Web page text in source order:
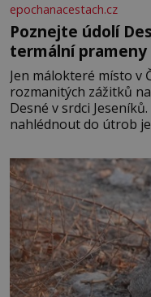
epochanacestach.cz
Poznejte údolí
termální prameny
Jen málokteré místo v
rozmanitých zážitků
Desné v srdci
nahlédnout do útrob
se na koloběžce a
Velkých Losinách